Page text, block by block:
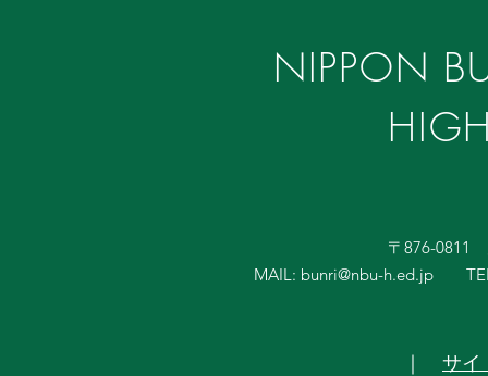
NIPPON
〒876-0811
MAIL: bunri@nbu-h.ed.jp
｜ サイ